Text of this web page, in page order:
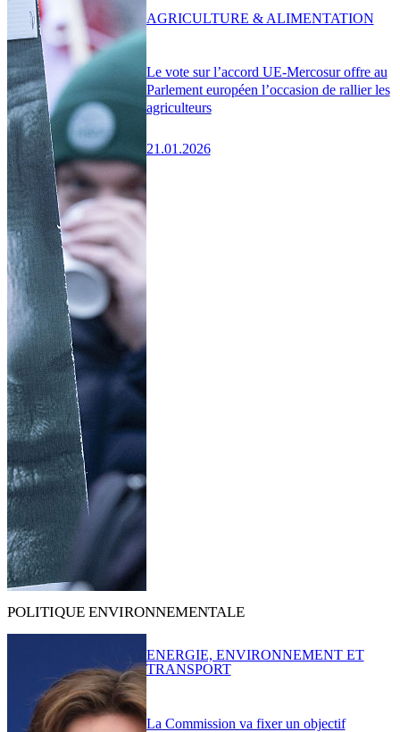
Le vote sur l’accord UE-Mercosur offre au
Parlement européen l’occasion de rallier les
agriculteurs
21.01.2026
AGRICULTURE & ALIMENTATION
POLITIQUE ENVIRONNEMENTALE
La Commission va fixer un objectif
ENERGIE, ENVIRONNEMENT ET
TRANSPORT